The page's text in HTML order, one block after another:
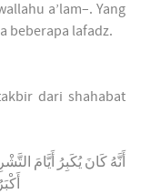
a’lam–. Yang
beberapa lafadz.
dari shahabat
أَنَّهُ كَانَ يُكَبِرُ أَيَّامَ